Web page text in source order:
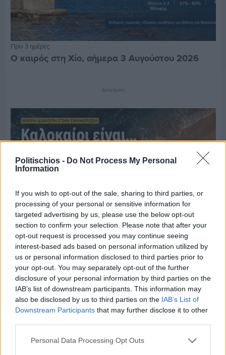
Politischios - Do Not Process My Personal
Information
If you wish to opt-out of the sale, sharing to third parties, or
processing of your personal or sensitive information for
targeted advertising by us, please use the below opt-out
section to confirm your selection. Please note that after your
opt-out request is processed you may continue seeing
interest-based ads based on personal information utilized by
us or personal information disclosed to third parties prior to
your opt-out. You may separately opt-out of the further
disclosure of your personal information by third parties on the
IAB’s list of downstream participants. This information may
also be disclosed by us to third parties on the IAB’s List of
Downstream Participants that may further disclose it to other
Personal Data Processing Opt Outs
Πριν 3 ημέρες
Ο καιρός στη Χίο, σήμερα 3 Αυγούστου 2026
Διαφήμιση
Πριν 6 ημέρες
Μία μικρή αλλά αναγκαία ανάπαυλα για την
ομάδα του «Πολίτη»